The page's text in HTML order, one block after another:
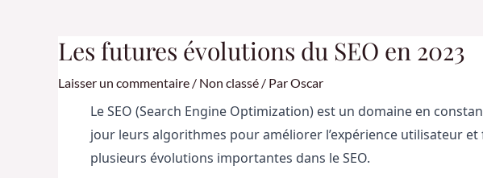
Les futures évolutions du SEO en 2023
Laisser un commentaire / Non classé / ParOscar
Le SEO (Search Engine Optimization) est un domaine en
jour leurs algorithmes pour améliorer l’expérience utilisateur
plusieurs évolutions importantes dans le SEO.